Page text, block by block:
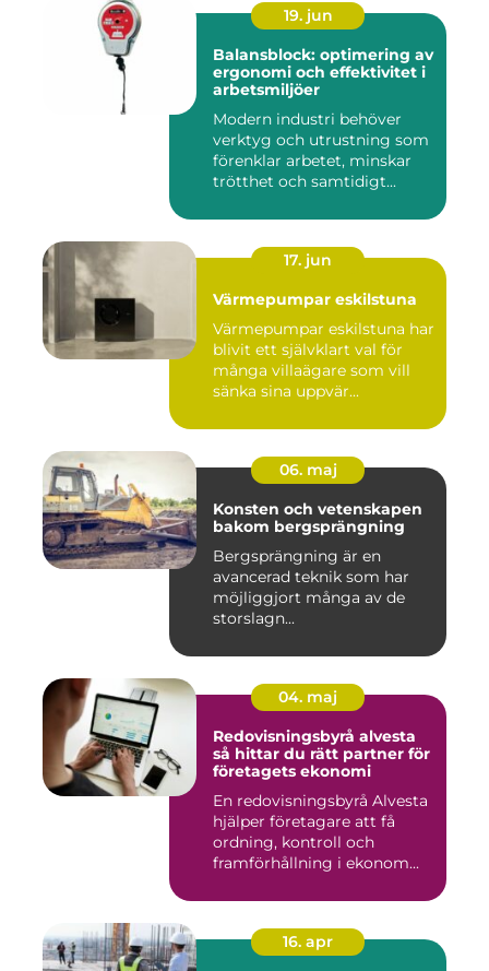
19. jun
Balansblock: optimering av
ergonomi och effektivitet i
arbetsmiljöer
Modern industri behöver
verktyg och utrustning som
förenklar arbetet, minskar
trötthet och samtidigt...
17. jun
Värmepumpar eskilstuna
Värmepumpar eskilstuna har
blivit ett självklart val för
många villaägare som vill
sänka sina uppvär...
06. maj
Konsten och vetenskapen
bakom bergsprängning
Bergsprängning är en
avancerad teknik som har
möjliggjort många av de
storslagn...
04. maj
Redovisningsbyrå alvesta
så hittar du rätt partner för
företagets ekonomi
En redovisningsbyrå Alvesta
hjälper företagare att få
ordning, kontroll och
framförhållning i ekonom...
16. apr